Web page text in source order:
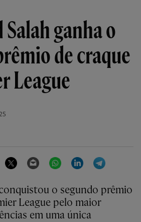
ganha o
de craque
League
Twitter Email WhatsAppLinkedIn
League pelo maior
em uma única